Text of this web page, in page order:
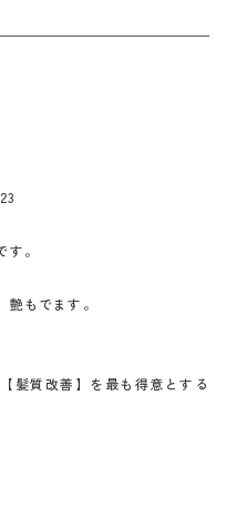
。
もでます。
髪質改善】を最も得意とする